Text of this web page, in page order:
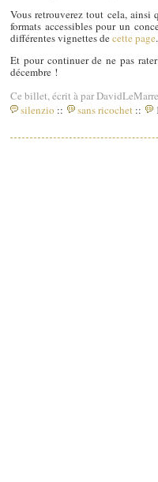
Vous retrouverez tout cela, ainsi
formats accessibles pour un
différentes vignettes decette page.
Et pour continuer de ne pas
décembre !
Ce billet, écrit à par
silenzio :: sans ricochet ::